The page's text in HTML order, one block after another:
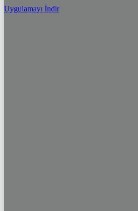
Uygulamayı İndir